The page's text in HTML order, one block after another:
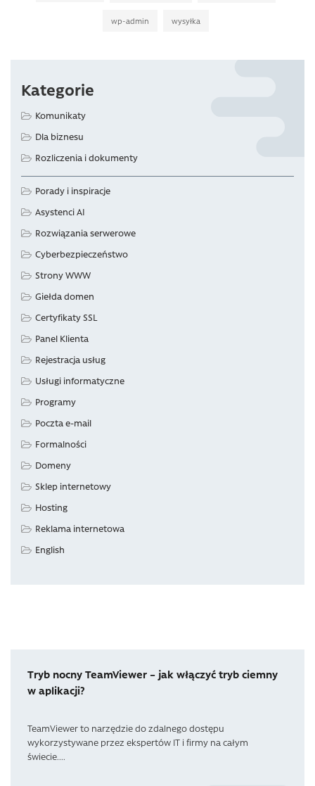
wp-admin wysyłka
Kategorie
Komunikaty
Dla biznesu
Rozliczenia i dokumenty
Porady i inspiracje
Asystenci AI
Rozwiązania serwerowe
Cyberbezpieczeństwo
Strony WWW
Giełda domen
Certyfikaty SSL
Panel Klienta
Rejestracja usług
Usługi informatyczne
Programy
Poczta e-mail
Formalności
Domeny
Sklep internetowy
Hosting
Reklama internetowa
English
Tryb nocny TeamViewer – jak włączyć tryb ciemny
w aplikacji?
TeamViewer to narzędzie do zdalnego dostępu
wykorzystywane przez ekspertów IT i firmy na całym
świecie....